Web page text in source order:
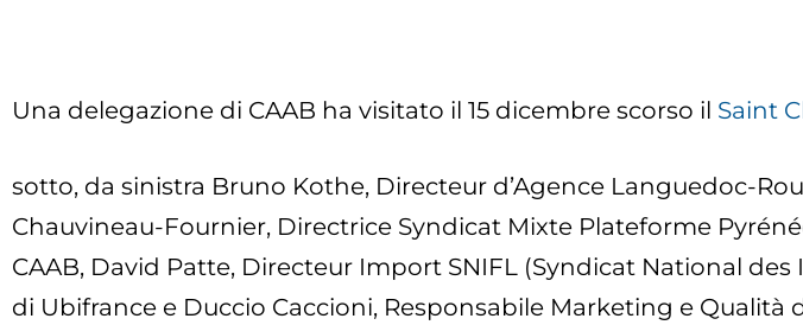
Una delegazione di CAAB ha visitato il 15 dicembre scorso il Saint
sotto, da sinistra Bruno Kothe, Directeur d’Agence Languedoc-
Chauvineau-Fournier, Directrice Syndicat Mixte Plateforme
CAAB, David Patte, Directeur Import SNIFL (Syndicat National
di Ubifrance e Duccio Caccioni, Responsabile Marketing e Qualità